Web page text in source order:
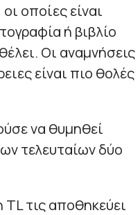
οποίες είναι
ή βιβλίο
Οι αναμνήσεις
είναι πιο θολές
να θυμηθεί
τελευταίων δύο
TL τις αποθηκεύει